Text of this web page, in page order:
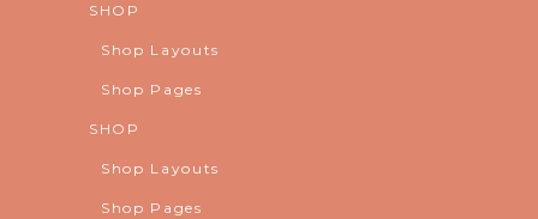
SHOP
Shop Layouts
Shop Pages
SHOP
Shop Layouts
Shop Pages